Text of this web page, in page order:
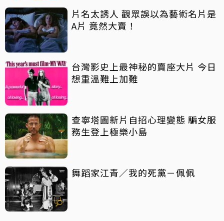
片名太誘人 觀眾誤以為藝術名片是
A片 竟然大賣！
台灣影史上最神秘的賣座大片 今日
想重溫難上加難
查寧塔圖新片自招心理變態 騙女服
務生登上極樂小島
舞蹈家江青／我的死黨－佩佩